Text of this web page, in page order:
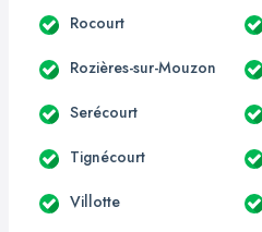
Rocourt
Rozières-sur-Mouzon
Serécourt
Tignécourt
Villotte